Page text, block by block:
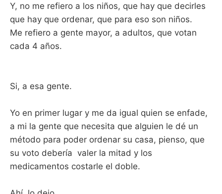
Y, no me refiero a los niños, que hay que decirles
que hay que ordenar, que para eso son niños.
Me refiero a gente mayor, a adultos, que votan
cada 4 años.
Si, a esa gente.
Yo en primer lugar y me da igual quien se enfade,
a mi la gente que necesita que alguien le dé un
método para poder ordenar su casa, pienso, que
su voto debería valer la mitad y los
medicamentos costarle el doble.